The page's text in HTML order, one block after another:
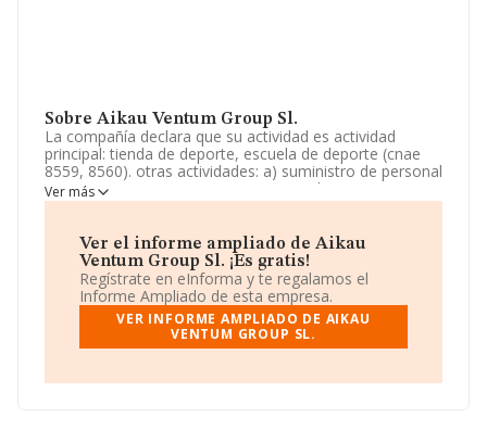
Sobre Aikau Ventum Group Sl.
La compañía declara que su actividad es actividad
principal: tienda de deporte, escuela de deporte (cnae
8559, 8560). otras actividades: a) suministro de personal
a empresas (cnae 7810, 7820, 78301). b) servicios:
comerciales, venta, publicidad, representantes. (cnae
publicidad (cnae. La empresa es una Sociedad Limitada.
Su actividad CNAE es 'Educación deportiva y recreativa'
con código 8551. No realiza actividad de importación
y/o exportación.
Acerca de los empleados, ha contado con una
reducción del 50% y atendiendo a los datos disponibles
ha estado por debajo de la media de sector.
Ver más
Ver el informe ampliado de Aikau
Ventum Group Sl. ¡Es gratis!
Regístrate en eInforma y te regalamos el
Informe Ampliado de esta empresa.
VER INFORME AMPLIADO DE AIKAU
VENTUM GROUP SL.